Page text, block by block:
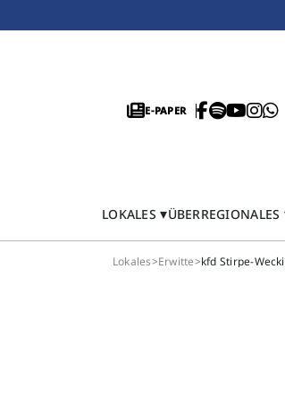
E-PAPER
LOKALES ÜBERREGIONALES
Lokales>Erwitte>kfd Stirpe-